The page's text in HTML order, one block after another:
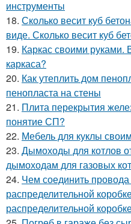
инструменты
18. Сколько весит куб
виде. Сколько весит куб
19. Каркас своими руками.
каркаса?
20. Как утеплить дом
пенопласта на стены
21. Плита перекрытия
понятие СП?
22. Мебель для куклы
23. Дымоходы для котлов
дымоходам для газовых
24. Чем соединить
распределительной
распределительной